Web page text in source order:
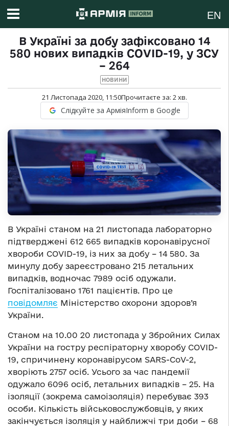
EN
В Україні за добу зафіксовано 14
580 нових випадків COVID-19, у ЗСУ
– 264
НОВИНИ
21 Листопада 2020, 11:50Прочитаєте за: 2хв.
Слідкуйте за АрміяInform в Google
В Україні станом на 21 листопада лабораторно
підтверджені 612 665 випадків коронавірусної
хвороби COVID-19, із них за добу – 14 580. За
минулу добу зареєстровано 215 летальних
випадків, водночас 7989 осіб одужали.
Госпіталізовано 1761 пацієнтів. Про це
повідомляє Міністерство охорони здоров’я
України.
Станом на 10.00 20 листопада у Збройних Силах
України на гостру респіраторну хворобу COVID-
19, спричинену коронавірусом SARS-CoV-2,
хворіють 2757 осіб. Усього за час пандемії
одужало 6096 осіб, летальних випадків – 25. На
ізоляції (зокрема самоізоляція) перебуває 393
особи. Кількість військовослужбовців, у яких
закінчується ізоляція у найближчі три доби – 68